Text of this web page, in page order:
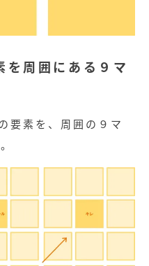
周囲にある９マ
要素を、周囲の９マ